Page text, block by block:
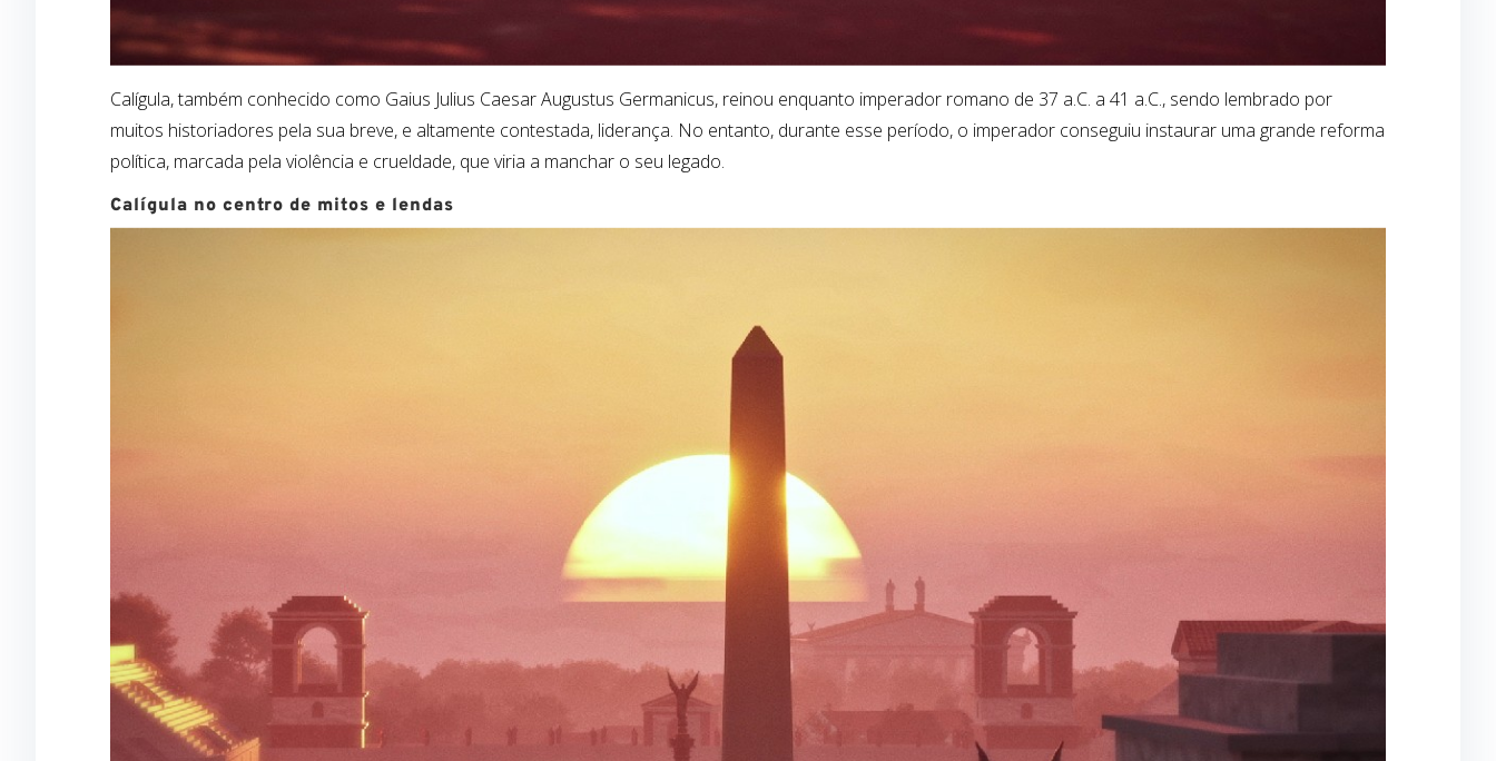
Calígula, também conhecido como Gaius Julius Caesar Augustus Germanicus, reinou enquanto imperador romano de 37 a.C. a 41 a.C., sendo lembrado por
muitos historiadores pela sua breve, e altamente contestada, liderança. No entanto, durante esse período, o imperador conseguiu instaurar uma grande reforma
política, marcada pela violência e crueldade, que viria a manchar o seu legado.
Calígula no centro de mitos e lendas